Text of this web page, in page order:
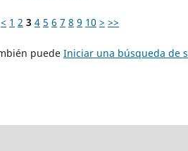
< 1 2 3 4 5 6 7 8 9 10 > >>
puede Iniciar una búsqueda de